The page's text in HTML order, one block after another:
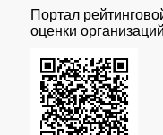
Портал
оценки организаций